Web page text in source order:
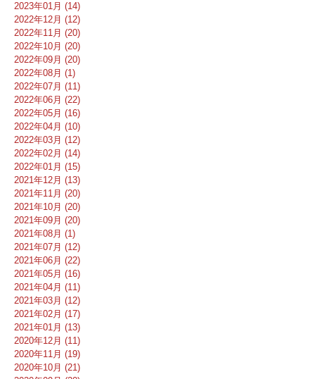
2023年01月 (14)
2022年12月 (12)
2022年11月 (20)
2022年10月 (20)
2022年09月 (20)
2022年08月 (1)
2022年07月 (11)
2022年06月 (22)
2022年05月 (16)
2022年04月 (10)
2022年03月 (12)
2022年02月 (14)
2022年01月 (15)
2021年12月 (13)
2021年11月 (20)
2021年10月 (20)
2021年09月 (20)
2021年08月 (1)
2021年07月 (12)
2021年06月 (22)
2021年05月 (16)
2021年04月 (11)
2021年03月 (12)
2021年02月 (17)
2021年01月 (13)
2020年12月 (11)
2020年11月 (19)
2020年10月 (21)